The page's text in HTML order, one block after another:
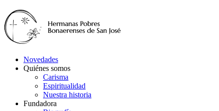
Novedades
Quiénes somos
Carisma
Espiritualidad
Nuestra historia
Fundadora